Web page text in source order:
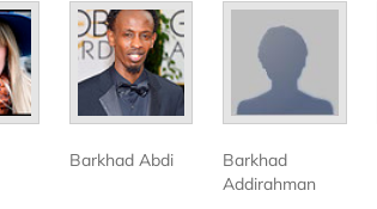
Barkhad Abdi
Barkhad
Addirahman